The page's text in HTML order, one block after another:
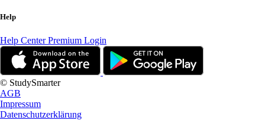
Help
Help CenterPremium Login
© StudySmarter
AGB
Impressum
Datenschutzerklärung